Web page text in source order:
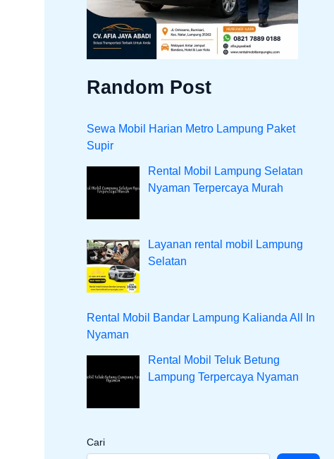
Random Post
Sewa Mobil Harian Metro Lampung Paket
Supir
Rental Mobil Lampung Selatan
Nyaman Terpercaya Murah
Layanan rental mobil Lampung
Selatan
Rental Mobil Bandar Lampung Kalianda All In
Nyaman
Rental Mobil Teluk Betung
Lampung Terpercaya Nyaman
Cari